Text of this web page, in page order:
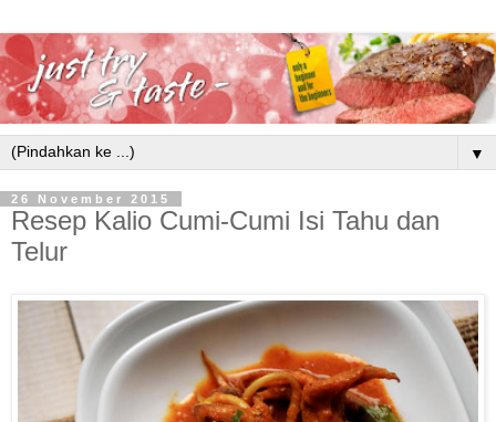
▼
26 November 2015
Resep Kalio Cumi-Cumi Isi Tahu dan
Telur